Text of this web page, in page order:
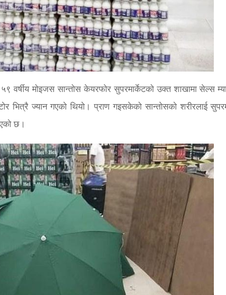
वर्षीय मोइजस सान्तोस केयरफोर सुपरमार्केटको उक्त शाखामा सेल्स
भित्रै ज्यान गएको थियो। प्राण गइसकेको सान्तोसको शरीरलाई
छ।